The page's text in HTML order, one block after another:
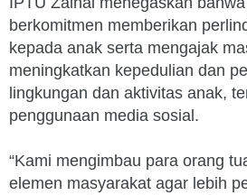
berkomitmen memberikan
kepada anak serta mengajak
meningkatkan kepedulian dan
lingkungan dan aktivitas anak,
penggunaan media sosial.
“Kami mengimbau para orang
elemen masyarakat agar lebih